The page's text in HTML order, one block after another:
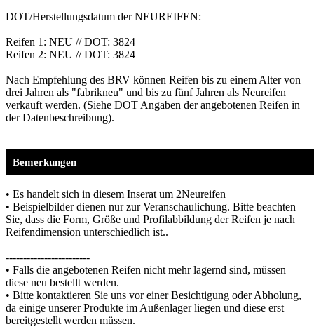
DOT/Herstellungsdatum der NEUREIFEN:
Reifen 1: NEU // DOT: 3824
Reifen 2: NEU // DOT: 3824
Nach Empfehlung des BRV können Reifen bis zu einem Alter von
drei Jahren als "fabrikneu" und bis zu fünf Jahren als Neureifen
verkauft werden. (Siehe DOT Angaben der angebotenen Reifen in
der Datenbeschreibung).
Bemerkungen
• Es handelt sich in diesem Inserat um 2Neureifen
• Beispielbilder dienen nur zur Veranschaulichung. Bitte beachten
Sie, dass die Form, Größe und Profilabbildung der Reifen je nach
Reifendimension unterschiedlich ist..
------------------------
• Falls die angebotenen Reifen nicht mehr lagernd sind, müssen
diese neu bestellt werden.
• Bitte kontaktieren Sie uns vor einer Besichtigung oder Abholung,
da einige unserer Produkte im Außenlager liegen und diese erst
bereitgestellt werden müssen.